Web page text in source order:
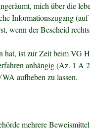
mich über die
Informationszugang
wenn der Bescheid
hat, ist zur Zeit beim VG
anhängig (Az. 1 A
aufheben zu lassen.
mehrere